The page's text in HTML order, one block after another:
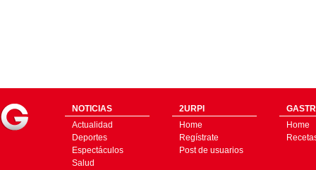
NOTICIAS
Actualidad
Deportes
Espectáculos
Salud
2URPI
Home
Regístrate
Post de usuarios
Home